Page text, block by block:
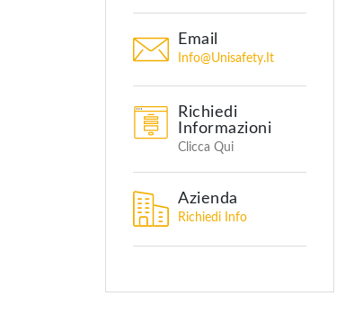
Email
Info@unisafety.it
Richiedi
Informazioni
Clicca Qui
Azienda
Richiedi Info